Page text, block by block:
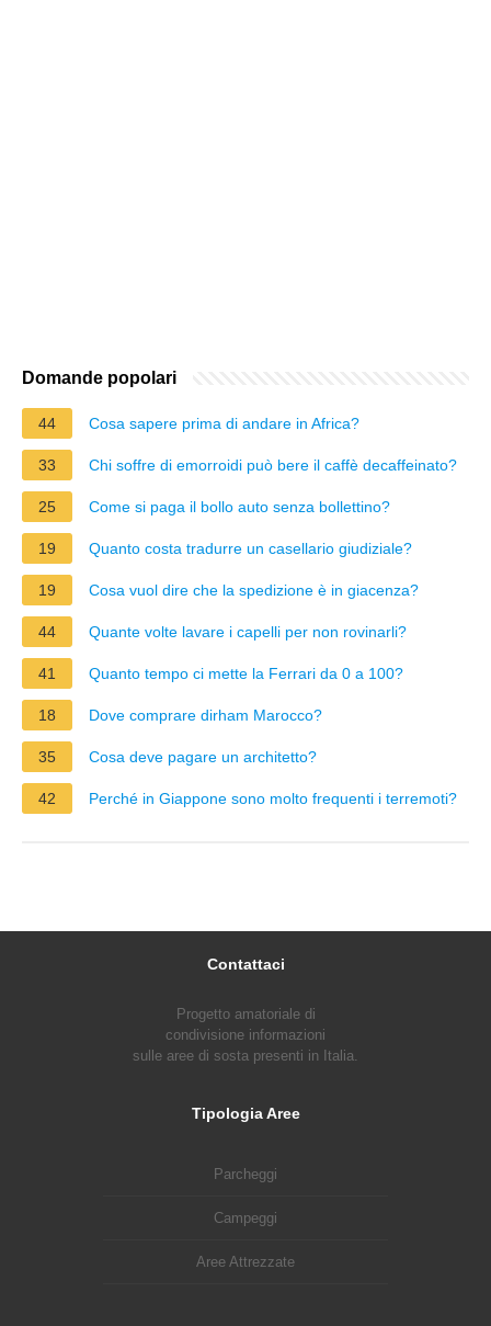
Domande popolari
44 Cosa sapere prima di andare in Africa?
33 Chi soffre di emorroidi può bere il caffè decaffeinato?
25 Come si paga il bollo auto senza bollettino?
19 Quanto costa tradurre un casellario giudiziale?
19 Cosa vuol dire che la spedizione è in giacenza?
44 Quante volte lavare i capelli per non rovinarli?
41 Quanto tempo ci mette la Ferrari da 0 a 100?
18 Dove comprare dirham Marocco?
35 Cosa deve pagare un architetto?
42 Perché in Giappone sono molto frequenti i terremoti?
Contattaci
Progetto amatoriale di
condivisione informazioni
sulle aree di sosta presenti in Italia.
Tipologia Aree
Parcheggi
Campeggi
Aree Attrezzate